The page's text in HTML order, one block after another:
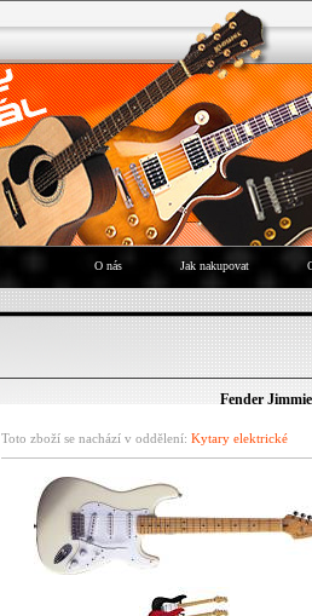
O nás Jak nakupovat
Fender
Toto zboží se nachází v oddělení: Kytary elektrické